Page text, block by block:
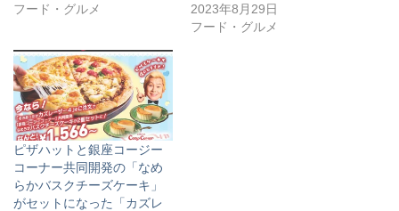
フード・グルメ
2023年8月29日
フード・グルメ
ピザハットと銀座コージー
コーナー共同開発の「なめ
らかバスクチーズケーキ」
がセットになった「カズレ